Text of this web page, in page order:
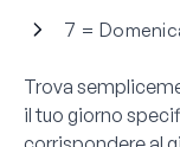
7 =
Trova
il tuo giorno